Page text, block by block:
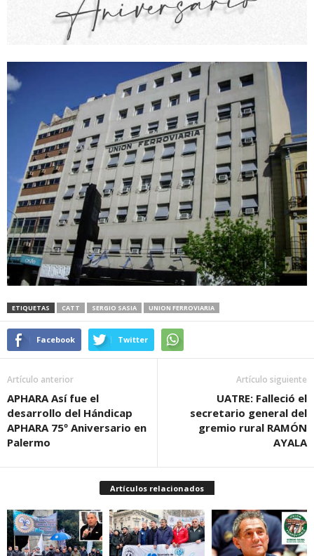
ETIQUETAS CATT SERGIO SASIA UNION FERROVIARIA
Facebook Twitter
Artículo anterior
APHARA Así fue el
desarrollo del Hándicap
APHARA 75º Aniversario en
Palermo
Artículo siguiente
UATRE: Falleció el
secretario general del
gremio rural RAMÓN
AYALA
Artículos relacionados